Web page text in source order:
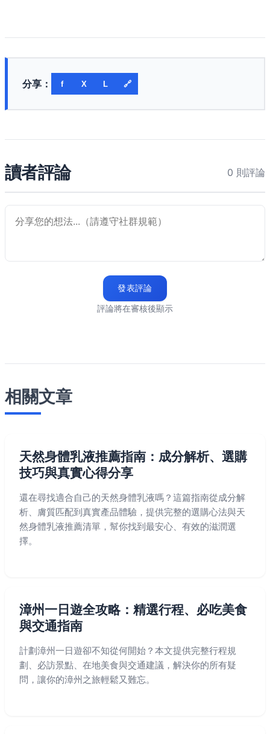
分享： f X L 🔗
讀者評論 0 則評論
發表評論
評論將在審核後顯示
相關文章
天然身體乳液推薦指南：成分解析、選購
技巧與真實心得分享
還在尋找適合自己的天然身體乳液嗎？這篇指南從成分解
析、膚質匹配到真實產品體驗，提供完整的選購心法與天
然身體乳液推薦清單，幫你找到最安心、有效的滋潤選
擇。
漳州一日遊全攻略：精選行程、必吃美食
與交通指南
計劃漳州一日遊卻不知從何開始？本文提供完整行程規
劃、必訪景點、在地美食與交通建議，解決你的所有疑
問，讓你的漳州之旅輕鬆又難忘。